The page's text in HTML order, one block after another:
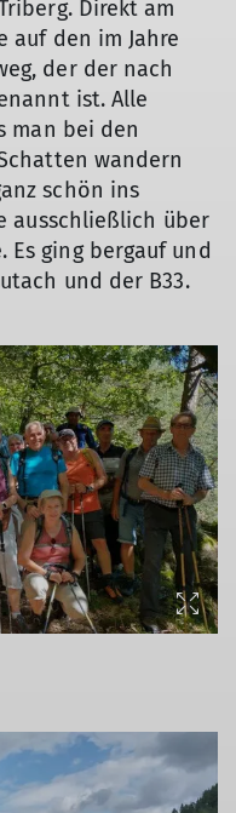
Direkt am
auf den im Jahre
der der nach
ist. Alle
man bei den
wandern
schön ins
ausschließlich über
Es ging bergauf und
und der B33.